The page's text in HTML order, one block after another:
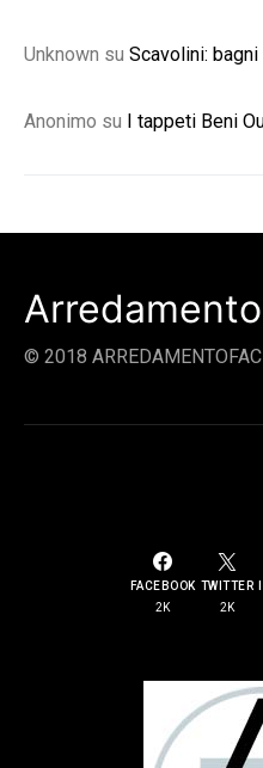
Unknown su Scavolini:
Anonimo su I tappeti Beni
© 2018
FACEBOOK
2K
TWITTER
2K